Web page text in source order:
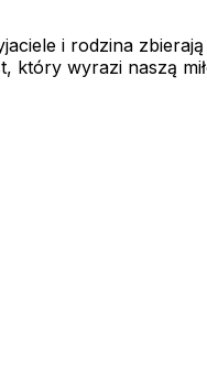
i rodzina
który wyrazi naszą